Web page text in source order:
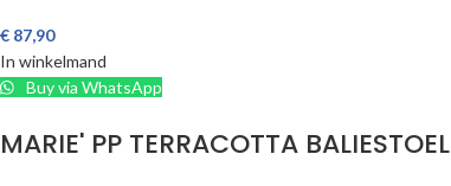
€ 87,90
In winkelmand
Buy via WhatsApp
MARIE' PP TERRACOTTA BALIESTOEL